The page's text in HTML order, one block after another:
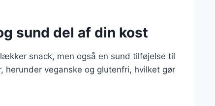
sund del af din kost
snack, men også en sund tilføjelse til
veganske og glutenfri, hvilket gør